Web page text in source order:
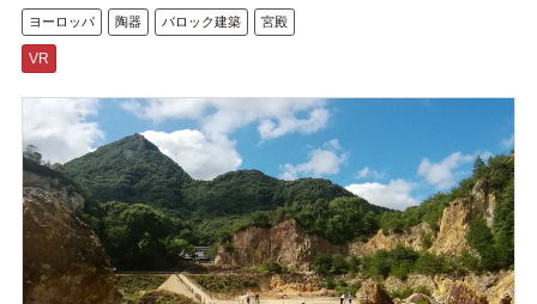
ヨーロッパ 陶器 バロック建築 宮殿
VR